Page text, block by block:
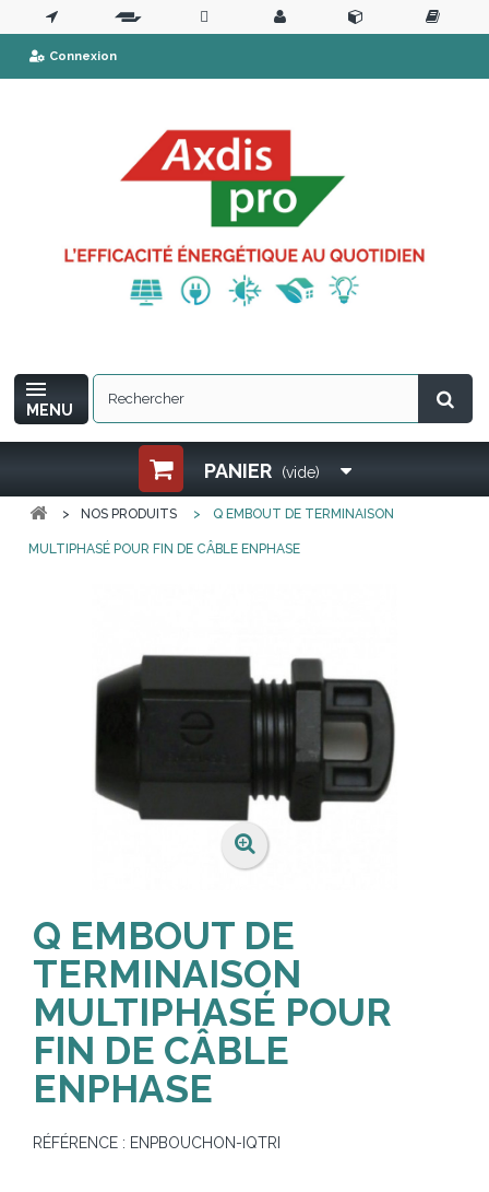
Connexion
PANIER (vide)
MENU
> NOS PRODUITS > Q EMBOUT DE TERMINAISON
MULTIPHASÉ POUR FIN DE CÂBLE ENPHASE
Q EMBOUT DE
TERMINAISON
MULTIPHASÉ POUR
FIN DE CÂBLE
ENPHASE
RÉFÉRENCE : ENPBOUCHON-IQTRI